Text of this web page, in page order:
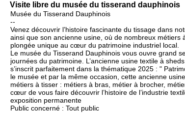
Visite libre du musée du tisserand dauphinois
Musée du Tisserand Dauphinois
--
Venez découvrir l’histoire fascinante du tissage dans
ainsi que son ancienne usine, où de nombreux métiers
plongée unique au cœur du patrimoine industriel local.
Le musée du Tisserand Dauphinois vous ouvre grand
journées du patrimoine. L’ancienne usine textile à
s’inscrit parfaitement dans la thématique 2025 : "
le musée et par la même occasion, cette ancienne
métiers à tisser : métiers à bras, métier à brocher,
cœur de vous faire découvrir l’histoire de l’industrie
exposition permanente
Public concerné : Tout public